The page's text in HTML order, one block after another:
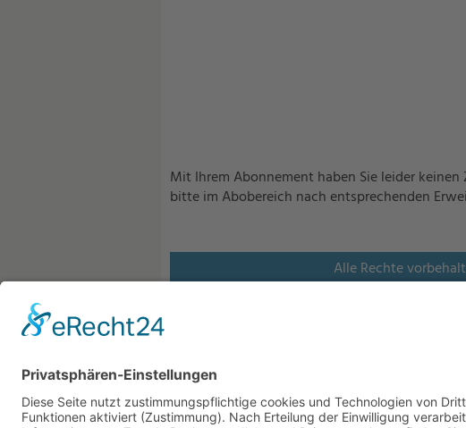
Mit Ihrem Abonnement haben Sie leider keinen
bitte im Abobereich nach entsprechenden
Alle Rechte